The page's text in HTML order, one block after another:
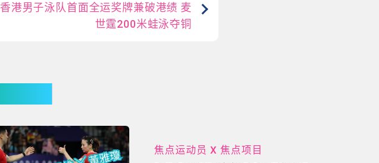
香港男子泳队首面全运奖牌兼破港绩 麦
世霆200米蛙泳夺铜
焦点运动员 X 焦点项目